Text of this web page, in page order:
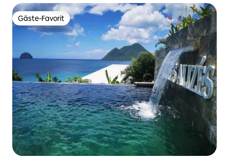
Gäste-Favorit
Gäste-Favorit